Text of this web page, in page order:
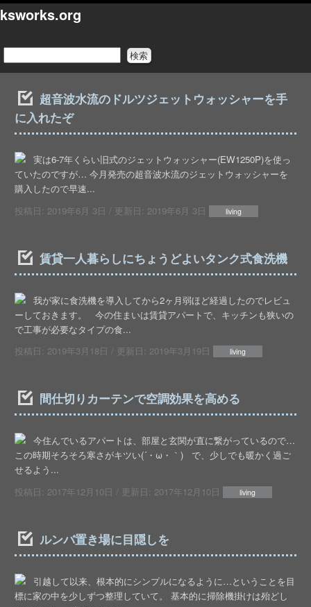
ksworks.org
超音波水流のドルツジェットウォッシャーを手
に入れたぞ
実は6-7年くらい旧式のジェットウォッシャー(EW1250P)を使っ
ていたのですが… 今月発売の超音波水流のジェットウォッシャーを
購入したので早速...
投稿日: 2019年6月 3日 / 更新日: 2019年6月 3日 living
賃貸一人暮らしにちょうどよいタンク式食洗機
我が家に食洗機を導入してから2ヶ月弱ほど経過したのでレビュ
ーしておきます。 今の住まいは賃貸アパートで、キッチンも狭いの
で工事が必要なタイプの食...
投稿日: 2019年3月18日 / 更新日: 2019年3月19日 living
間仕切りカーテンで空調効果を高める
今住んでいるアパートは、部屋と玄関が直に繋がっているので…
この時期そろそろ寒さがキツい(´・ω・｀) で、少しでも暖かく過ご
せるよう...
投稿日: 2017年12月10日 / 更新日: 2017年12月10日 living
ルンバ置き場に目隠しを
引越して以来、根本的にシンプルになるように…ということを目
標に家の中を少しずつ整理していて。 基本的に掃除機掛けは殆どし